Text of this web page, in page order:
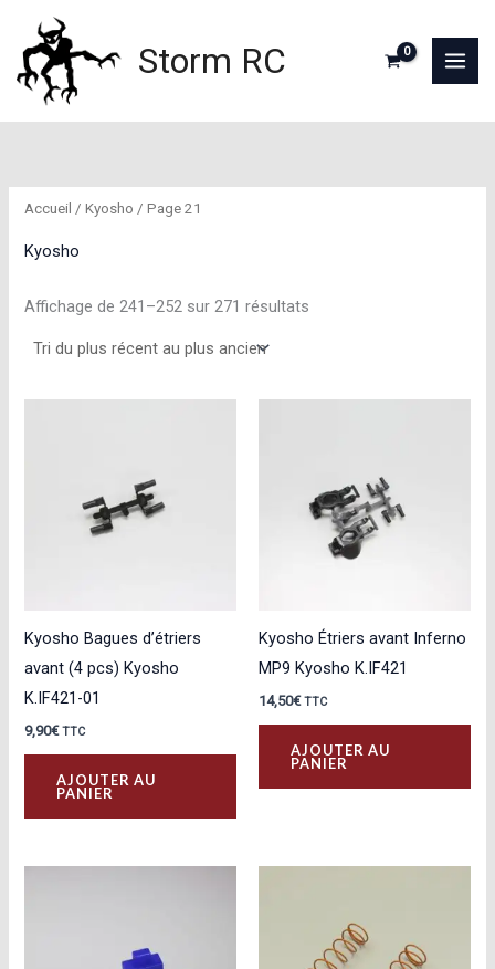
contenu
Storm RC
Accueil /Kyosho / Page 21
Kyosho
Affichage de 241–252 sur 271 résultats
ancien
Kyosho Bagues d’étriers
avant (4 pcs) Kyosho
K.IF421-01
9,90€ TTC
AJOUTER AU
PANIER
Kyosho Étriers avant Inferno
MP9 Kyosho K.IF421
14,50€ TTC
AJOUTER AU
PANIER